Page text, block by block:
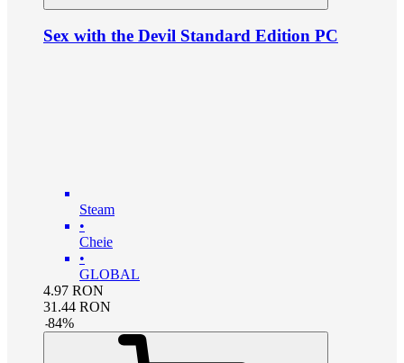
Sex with the Devil Standard Edition PC
Steam
•
Cheie
•
GLOBAL
4.97 RON
31.44 RON
-84%